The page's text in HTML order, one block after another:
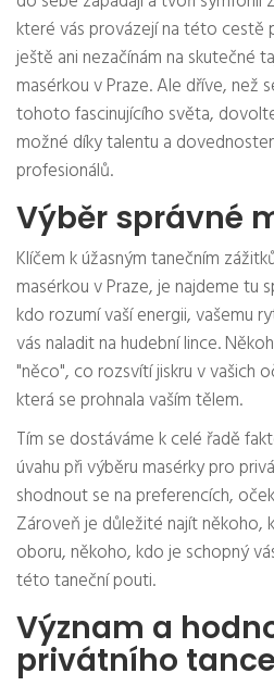
které vás provázejí na této cestě
ještě ani nezačínám na skutečné
masérkou v Praze. Ale dříve, než
tohoto fascinujícího světa,
možné díky talentu a
profesionálů.
Výběr správné
Klíčem k úžasným tanečním
masérkou v Praze, je najdeme tu
kdo rozumí vaší energii, vašemu
vás naladit na hudební lince.
"něco", co rozsvítí jiskru v vašich
která se prohnala vaším tělem.
Tím se dostáváme k celé řadě
úvahu při výběru masérky pro
shodnout se na preferencích,
Zároveň je důležité najít někoho,
oboru, někoho, kdo je schopný
této taneční pouti.
Význam a
privátního tance